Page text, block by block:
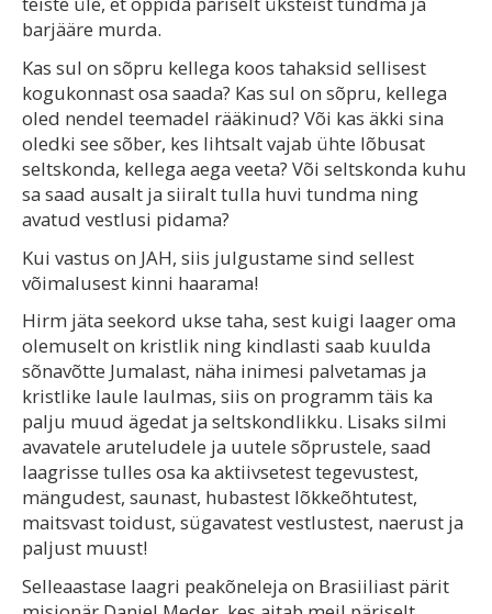
barjääre murda.
Kas sul on sõpru kellega koos tahaksid sellisest
kogukonnast osa saada? Kas sul on sõpru, kellega
oled nendel teemadel rääkinud? Või kas äkki sina
oledki see sõber, kes lihtsalt vajab ühte lõbusat
seltskonda, kellega aega veeta? Või seltskonda kuhu
sa saad ausalt ja siiralt tulla huvi tundma ning
avatud vestlusi pidama?
Kui vastus on JAH, siis julgustame sind sellest
võimalusest kinni haarama!
Hirm jäta seekord ukse taha, sest kuigi laager oma
olemuselt on kristlik ning kindlasti saab kuulda
sõnavõtte Jumalast, näha inimesi palvetamas ja
kristlike laule laulmas, siis on programm täis ka
palju muud ägedat ja seltskondlikku. Lisaks silmi
avavatele aruteludele ja uutele sõprustele, saad
laagrisse tulles osa ka aktiivsetest tegevustest,
mängudest, saunast, hubastest lõkkeõhtutest,
maitsvast toidust, sügavatest vestlustest, naerust ja
paljust muust!
Selleaastase laagri peakõneleja on Brasiiliast pärit